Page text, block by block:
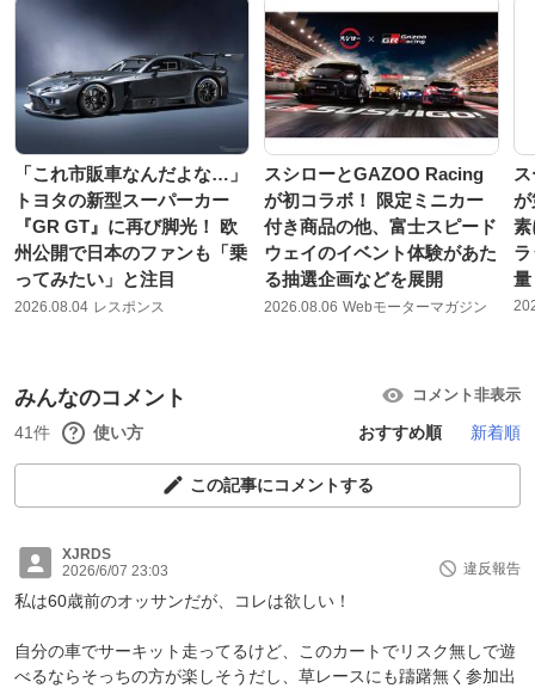
「これ市販車なんだよな…」
トヨタの新型スーパーカー
『GR GT』に再び脚光！ 欧
州公開で日本のファンも「乗
ってみたい」と注目
2026.08.04 レスポンス
スシローとGAZOO Racing
が初コラボ！ 限定ミニカー
付き商品の他、富士スピード
ウェイのイベント体験があた
る抽選企画などを展開
2026.08.06 Webモーターマガジン
が
素
量
みんなのコメント コメント非表示
41件 使い方 おすすめ順 新着順
この記事にコメントする
XJRDS
2026/6/07 23:03
違反報告
私は60歳前のオッサンだが、コレは欲しい！
自分の車でサーキット走ってるけど、このカートでリスク無しで遊
べるならそっちの方が楽しそうだし、草レースにも躊躇無く参加出